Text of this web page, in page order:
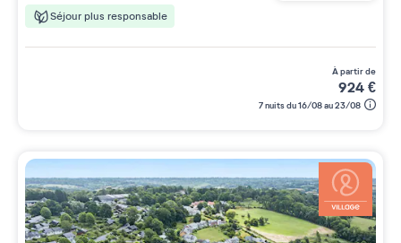
Séjour plus responsable
à partir de
924€
7 nuits du 16/08 au 23/08